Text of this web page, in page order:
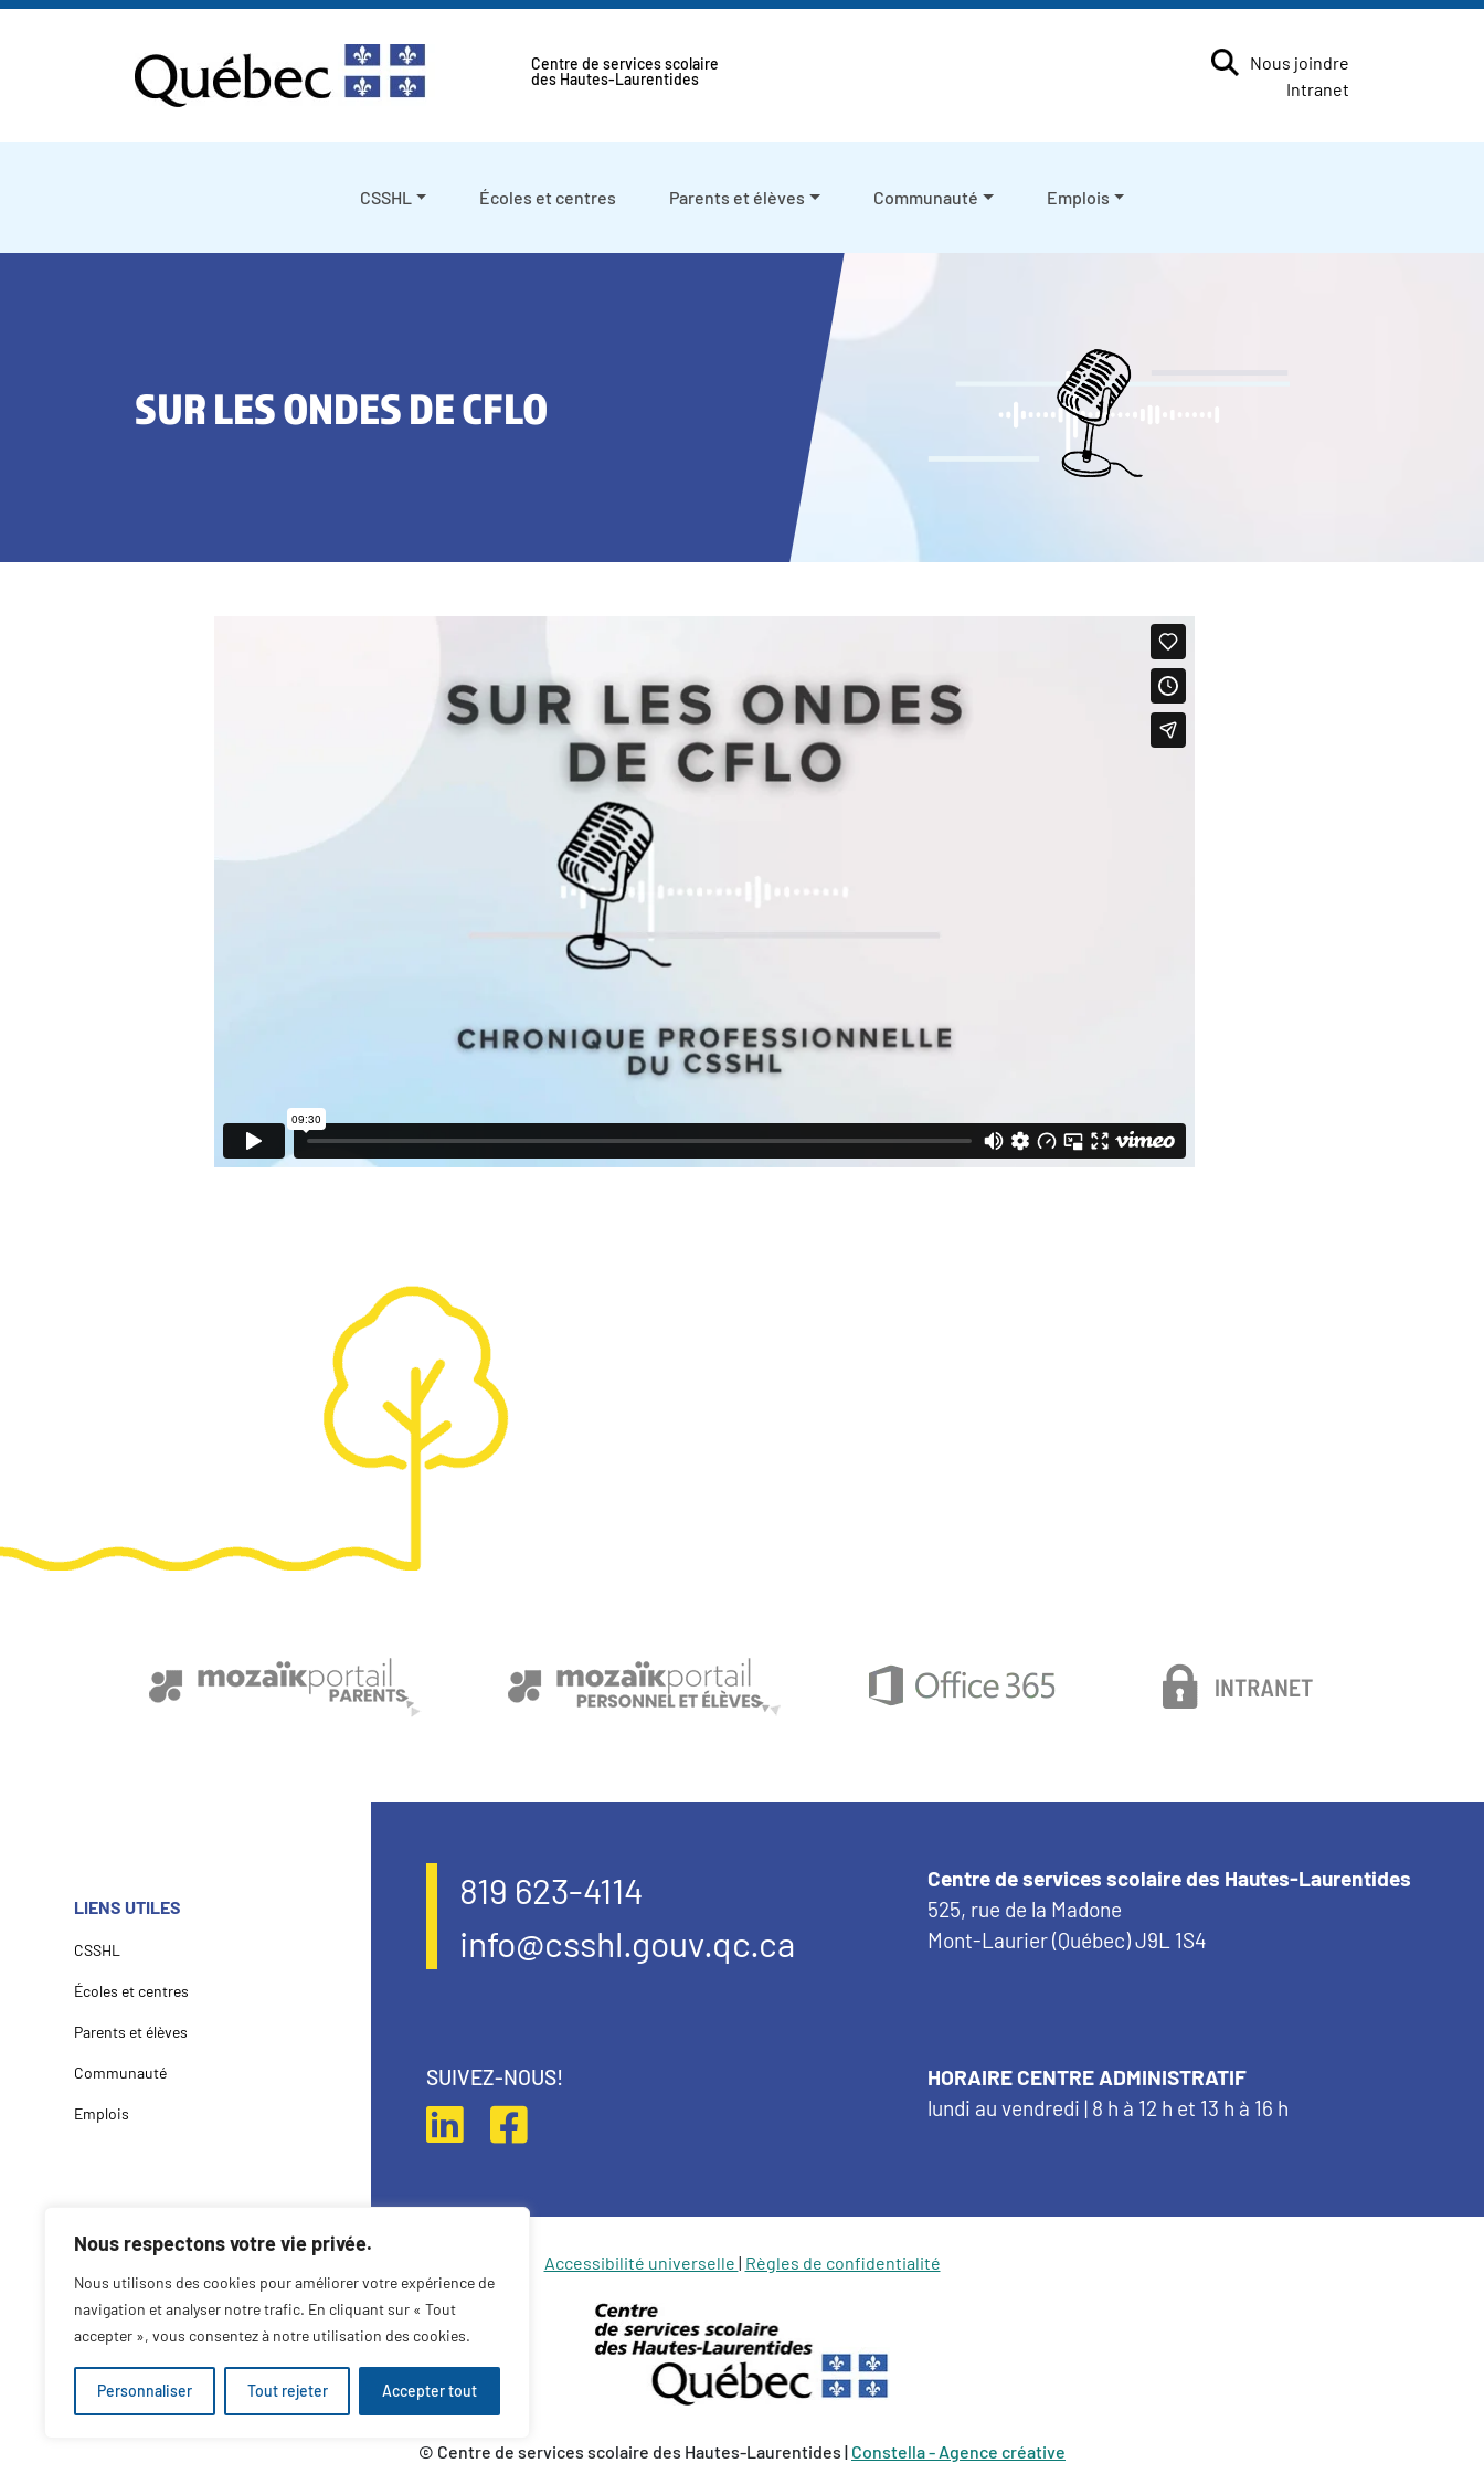
Nous respectons votre vie privée.
Nous utilisons des cookies pour améliorer votre expérience de
navigation et analyser notre trafic. En cliquant sur « Tout
accepter », vous consentez à notre utilisation des cookies.
Personnaliser Tout rejeter Accepter tout
Centre de services scolaire
des Hautes-Laurentides
Nous joindre
Intranet
CSSHL Écoles et centres Parents et élèves Communauté Emplois
SUR LES ONDES DE CFLO
LIENS UTILES
CSSHL
Écoles et centres
Parents et élèves
Communauté
Emplois
819 623-4114
info@csshl.gouv.qc.ca
Centre de services scolaire des Hautes-Laurentides
525, rue de la Madone
Mont-Laurier (Québec) J9L 1S4
SUIVEZ-NOUS!
HORAIRE CENTRE ADMINISTRATIF
lundi au vendredi | 8 h à 12 h et 13 h à 16 h
Accessibilité universelle | Règles de confidentialité
© Centre de services scolaire des Hautes-Laurentides | Constella - Agence créative